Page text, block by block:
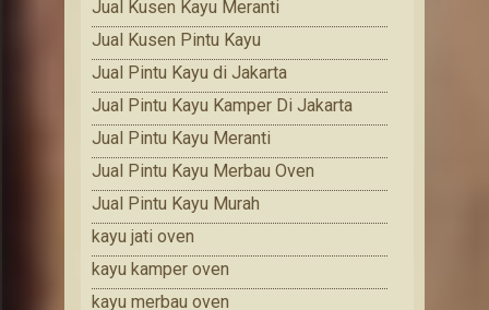
Jual Kusen Kayu Meranti
Jual Kusen Pintu Kayu
Jual Pintu Kayu di Jakarta
Jual Pintu Kayu Kamper Di Jakarta
Jual Pintu Kayu Meranti
Jual Pintu Kayu Merbau Oven
Jual Pintu Kayu Murah
kayu jati oven
kayu kamper oven
kayu merbau oven